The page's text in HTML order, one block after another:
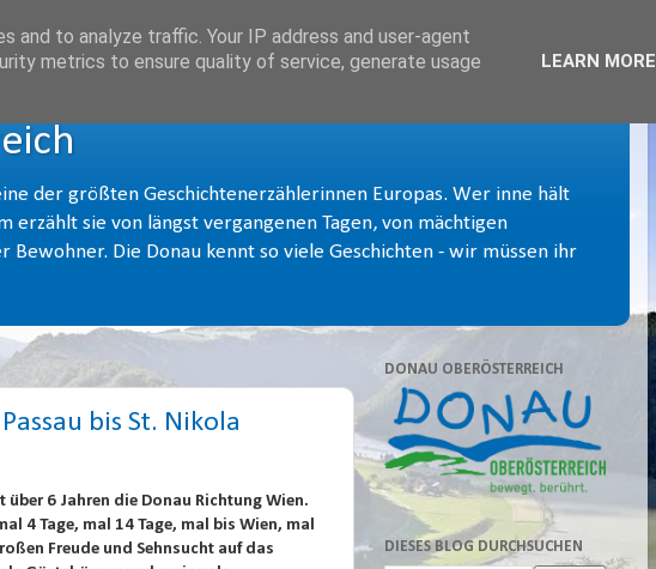
der größten Geschichtenerzählerinnen Europas. Wer inne hält
erzählt sie von längst vergangenen Tagen, von mächtigen
Bewohner. Die Donau kennt so viele Geschichten - wir müssen ihr
bis St. Nikola
6 Jahren die Donau Richtung Wien.
4 Tage, mal 14 Tage, mal bis Wien, mal
Freude und Sehnsucht auf das
DONAU OBERÖSTERREICH
DIESES BLOG DURCHSUCHEN
to analyze traffic. Your IP address and user-agent
metrics to ensure quality of service, generate usage
LEARN MORE